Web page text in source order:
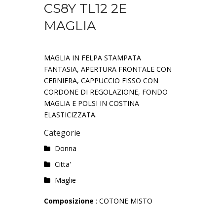
CS8Y TL12 2E
MAGLIA
MAGLIA IN FELPA STAMPATA
FANTASIA, APERTURA FRONTALE CON
CERNIERA, CAPPUCCIO FISSO CON
CORDONE DI REGOLAZIONE, FONDO
MAGLIA E POLSI IN COSTINA
ELASTICIZZATA.
Categorie
Donna
Citta'
Maglie
Composizione : COTONE MISTO